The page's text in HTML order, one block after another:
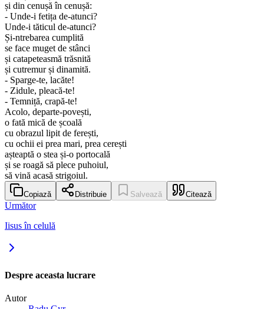
și din cenușă în cenușă:
- Unde-i fetița de-atunci?
Unde-i tăticul de-atunci?
Și-ntrebarea cumplită
se face muget de stânci
și catapeteasmă trăsnită
și cutremur și dinamită.
- Sparge-te, lacăte!
- Zidule, pleacă-te!
- Temniță, crapă-te!
Acolo, departe-povești,
o fată mică de școală
cu obrazul lipit de ferești,
cu ochii ei prea mari, prea cerești
așteaptă o stea și-o portocală
și se roagă să plece puhoiul,
să vină acasă strigoiul.
Copiază Distribuie Salvează Citează
Următor
Iisus în celulă
Despre aceasta lucrare
Autor